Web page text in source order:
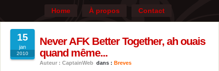
Home
À propos Contact
15
jan
2010
Never AFK Better Together, ah ouais
quand même...
Auteur : CaptainWeb dans : Breves